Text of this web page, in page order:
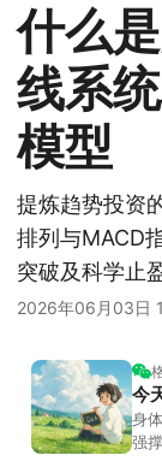
什么
线系
模型
提炼趋势投资
排列与MACD
突破及科学止
2026年06月03日
今
身
强